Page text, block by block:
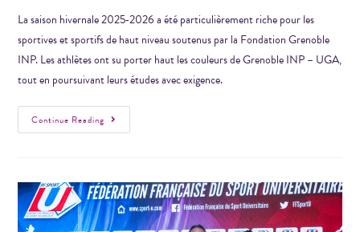
La saison hivernale 2025‑2026 a été particulièrement riche pour les
sportives et sportifs de haut niveau soutenus par la Fondation Grenoble
INP. Les athlètes ont su porter haut les couleurs de Grenoble INP – UGA,
tout en poursuivant leurs études avec exigence.
Continue Reading